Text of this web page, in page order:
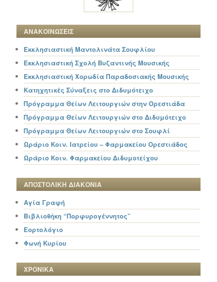
ΑΝΑΚΟΙΝΩΣΕΙΣ
Εκκλησιαστική Μαντολινάτα Σουφλίου
Εκκλησιαστική Σχολή Βυζαντινής Μουσικής
Εκκλησιαστική Χορωδία Παραδοσιακής Μουσικής
Κατηχητικές Σύναξεις στο Διδυμότειχο
Πρόγραμμα Θείων Λειτουργιών στην Ορεστιάδα
Πρόγραμμα Θείων Λειτουργιών στο Διδυμότειχο
Πρόγραμμα Θείων Λειτουργιών στο Σουφλί
Ωράριο Κοιν. Ιατρείου – Φαρμακείου Ορεστιάδος
Ωράριο Κοιν. Φαρμακείου Διδυμοτείχου
ΑΠΟΣΤΟΛΙΚΗ ΔΙΑΚΟΝΙΑ
Αγία Γραφή
Βιβλιοθήκη “Πορφυρογέννητος”
Εορτολόγιο
Φωνή Κυρίου
ΧΡΟΝΙΚΑ